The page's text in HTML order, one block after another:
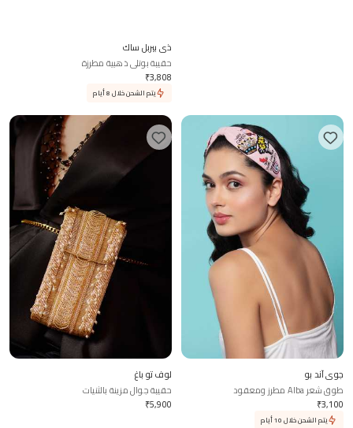
ذي بيربل ساك
حقيبة بوتلي ذهبية مطرزة
₹3,808
يتم الشحن خلال 8 أيام
جوي آند بو
طوق شعر Alba مطرز ومعقود
₹3,100
يتم الشحن خلال 10 أيام
لوف تو باغ
حقيبة جوال مزينة بالثنيات
₹5,900